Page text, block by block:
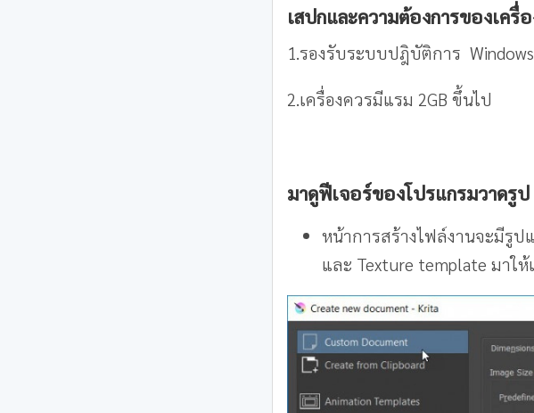
เสปกและความต้องการของเค
1.รองรับระบบปฎิบัติการ
2.เครื่องควรมีแรม 2GB ขึ้นไป
มาดูฟีเจอร์ของโปรแกรมวาดรู
หน้าการสร้างไฟล์งานจะมีรูป
และ Texture template มาให้